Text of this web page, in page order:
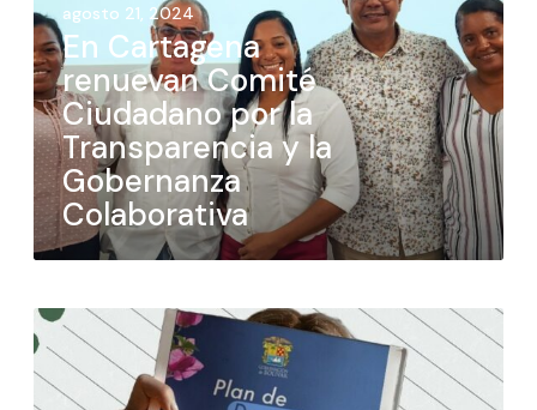
agosto 21, 2024
En Cartagena
renuevan Comité
Ciudadano por la
Transparencia y la
Gobernanza
Colaborativa